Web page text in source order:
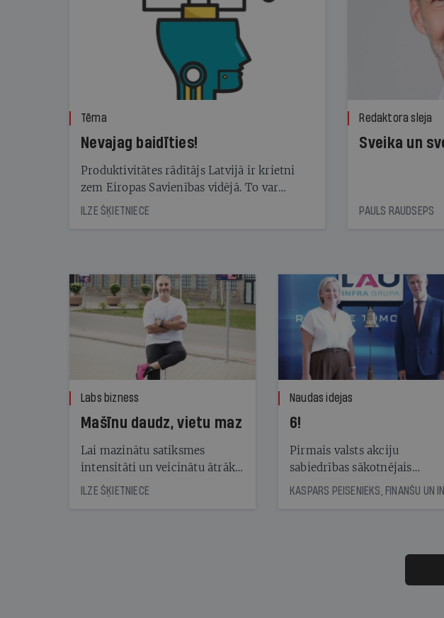
Tēma
Nevajag baidīties!
Produktivitātes rādītājs Latvijā ir krietni
zem Eiropas Savienības vidējā. To var
palīdzēt kāpināt mākslīgā intelekta rīku
izmantošana. Taču — kā tā mainīs dažādas
ILZE ŠĶIETNIECE
Redaktora sleja
Sveika un
PAULS RAUDSEPS
Labs bizness
Mašīnu daudz, vietu maz
Lai mazinātu satiksmes
intensitāti un veicinātu ātrāku
automašīnu apriti stāvvietās,
Rīgā jau gadiem darbojas
ILZE ŠĶIETNIECE
Naudas idejas
6!
Pirmais valsts akciju
sabiedrības sākotnējais
publiskais akciju piedāvājums